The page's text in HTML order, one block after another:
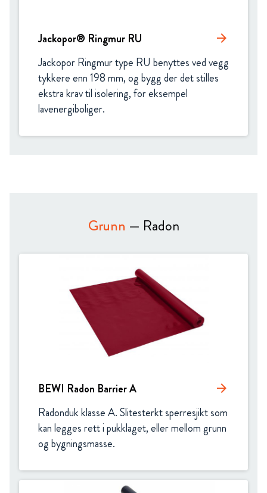
Jackopor® Ringmur RU arrow_forward
Jackopor Ringmur type RU benyttes ved vegg
tykkere enn 198 mm, og bygg der det stilles
ekstra krav til isolering, for eksempel
lavenergiboliger.
Grunn — Radon
BEWI Radon Barrier A arrow_forward
Radonduk klasse A. Slitesterkt sperresjikt som
kan legges rett i pukklaget, eller mellom grunn
og bygningsmasse.